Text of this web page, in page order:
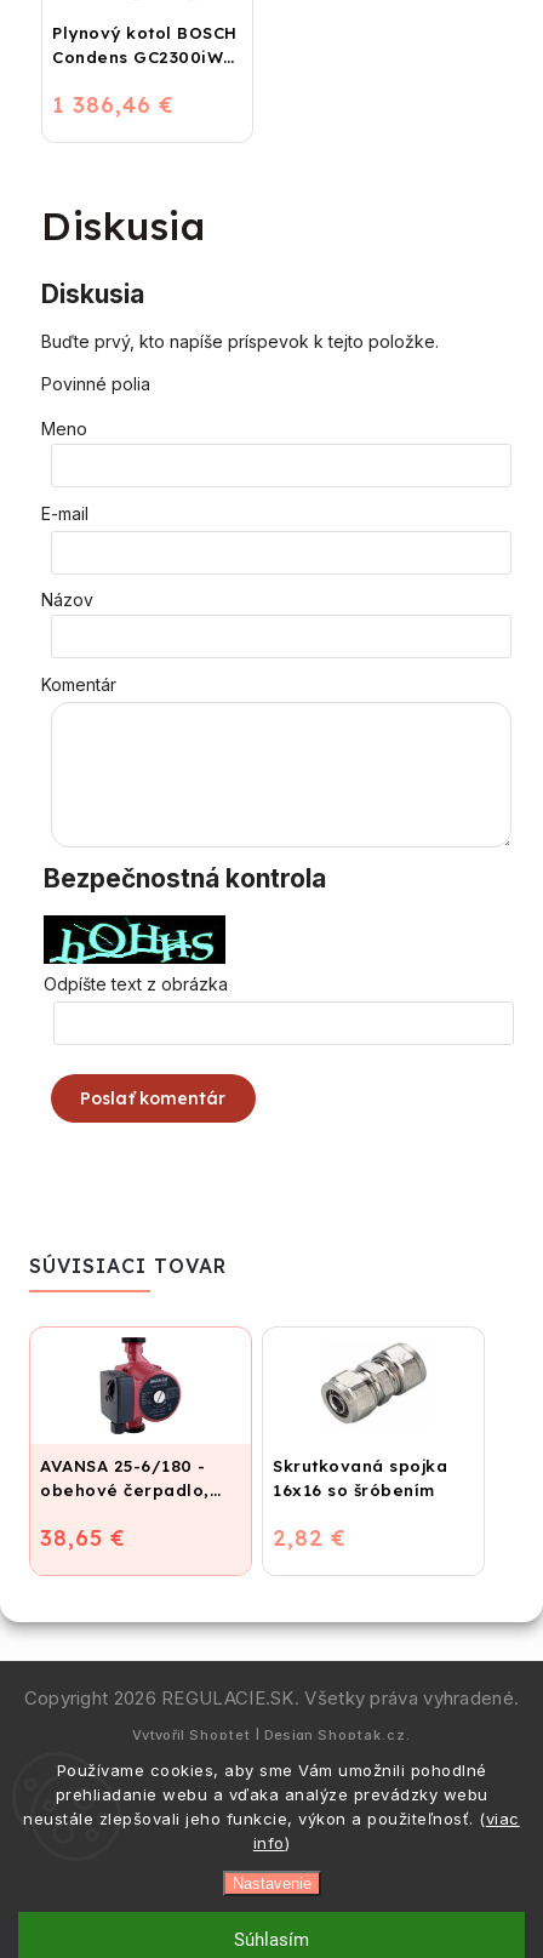
Používame cookies, aby sme Vám umožnili pohodlné
prehliadanie webu a vďaka analýze prevádzky webu
neustále zlepšovali jeho funkcie, výkon a použiteľnosť. (viac
info)
Nastavenie
Súhlasím
Plynový kotol BOSCH
Condens GC2300iW
kondenzačný
1 386,46 €
Diskusia
Diskusia
Buďte prvý, kto napíše príspevok k tejto položke.
Povinné polia
Meno
E-mail
Názov
Komentár
Bezpečnostná kontrola
Odpíšte text z obrázka
Poslať komentár
SÚVISIACI TOVAR
AVANSA 25-6/180 -
obehové čerpadlo,
38,65 €
Skrutkovaná spojka
16x16 so šróbením
2,82 €
Copyright 2026 REGULACIE.SK. Všetky práva vyhradené.
Vytvořil Shoptet | Design Shoptak.cz.